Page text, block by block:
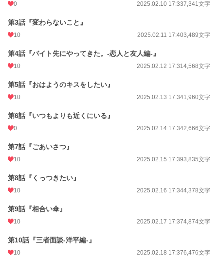
0 2025.02.10 17:337,341文字
第3話『変わらないこと』
10 2025.02.11 17:403,489文字
第4話『バイト先にやってきた。-恋人と友人編-』
10 2025.02.12 17:314,568文字
第5話『おはようのキスをしたい』
10 2025.02.13 17:341,960文字
第6話『いつもよりも近くにいる』
0 2025.02.14 17:342,666文字
第7話『ごあいさつ』
10 2025.02.15 17:393,835文字
第8話『くっつきたい』
10 2025.02.16 17:344,378文字
第9話『相合い傘』
10 2025.02.17 17:374,874文字
第10話『三者面談-洋平編-』
10 2025.02.18 17:376,476文字